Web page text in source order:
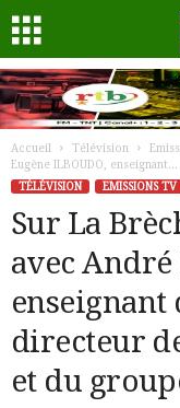
Accueil Télévision
Eugène ILBOUDO, enseignant...
TÉLÉVISION
EMISSIONS TV
Sur La
avec André
enseignant
directeur
et du